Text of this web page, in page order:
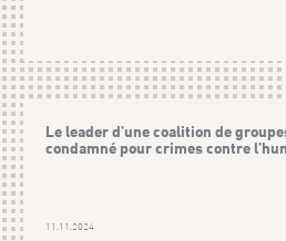
Le leader d’une coalition de
condamné pour crimes contre
11.11.2024